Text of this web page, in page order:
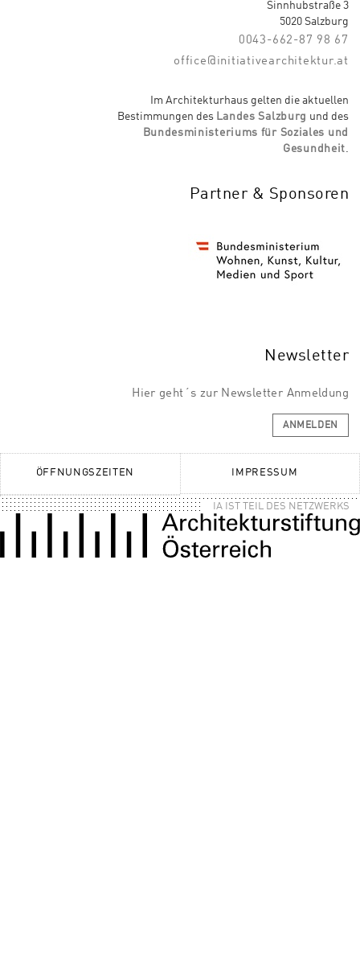
Sinnhubstraße 3
5020 Salzburg
0043-662-87 98 67
office@initiativearchitektur.at
Im Architekturhaus gelten die aktuellen
Bestimmungen des Landes Salzburg und des
Bundesministeriums für Soziales und
Gesundheit.
Partner & Sponsoren
Newsletter
Hier geht´s zur Newsletter Anmeldung
ANMELDEN
ÖFFNUNGSZEITEN IMPRESSUM
IA IST TEIL DES NETZWERKS